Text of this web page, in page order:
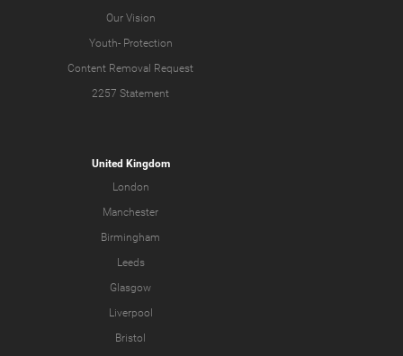
Our Vision
Youth- Protection
Content Removal Request
2257 Statement
United Kingdom
London
Manchester
Birmingham
Leeds
Glasgow
Liverpool
Bristol